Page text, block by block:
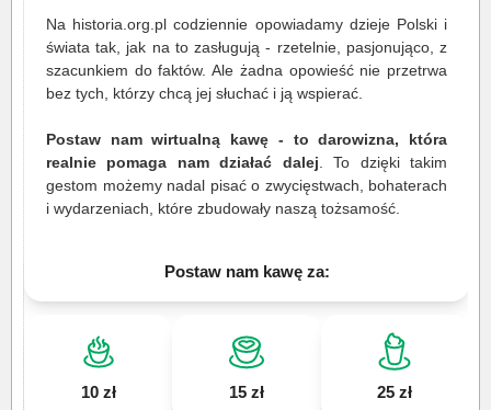
Na historia.org.pl codziennie opowiadamy dzieje Polski i
świata tak, jak na to zasługują - rzetelnie, pasjonująco, z
szacunkiem do faktów. Ale żadna opowieść nie przetrwa
bez tych, którzy chcą jej słuchać i ją wspierać.
Postaw nam wirtualną kawę - to darowizna, która
realnie pomaga nam działać dalej. To dzięki takim
gestom możemy nadal pisać o zwycięstwach, bohaterach
i wydarzeniach, które zbudowały naszą tożsamość.
Postaw nam kawę za:
10 zł 15 zł 25 zł